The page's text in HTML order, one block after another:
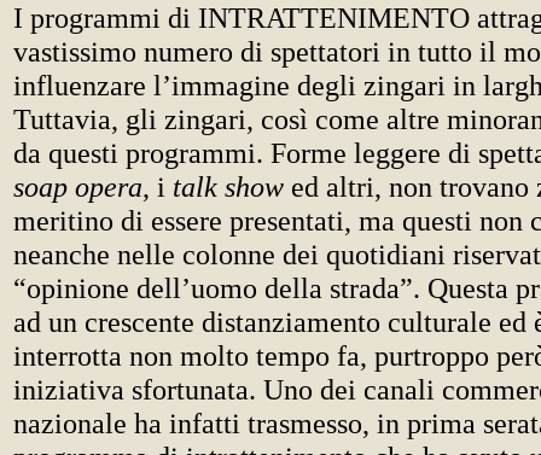
I programmi di INTRATTENIMENTO
vastissimo numero di spettatori in tutto il
influenzare l’immagine degli zingari in
Tuttavia, gli zingari, così come altre
da questi programmi. Forme leggere di
soap opera, i talk show ed altri, non trovano
meritino di essere presentati, ma questi non
neanche nelle colonne dei quotidiani
“opinione dell’uomo della strada”. Questa
ad un crescente distanziamento culturale ed
interrotta non molto tempo fa, purtroppo
iniziativa sfortunata. Uno dei canali
nazionale ha infatti trasmesso, in prima